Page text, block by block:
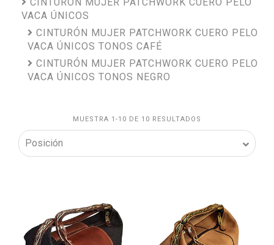
VACA ÚNICOS
CINTURÓN MUJER PATCHWORK CUERO PELO
VACA ÚNICOS TONOS CAFÉ
CINTURÓN MUJER PATCHWORK CUERO PELO
VACA ÚNICOS TONOS NEGRO
MUESTRA 1-10 DE 10 RESULTADOS